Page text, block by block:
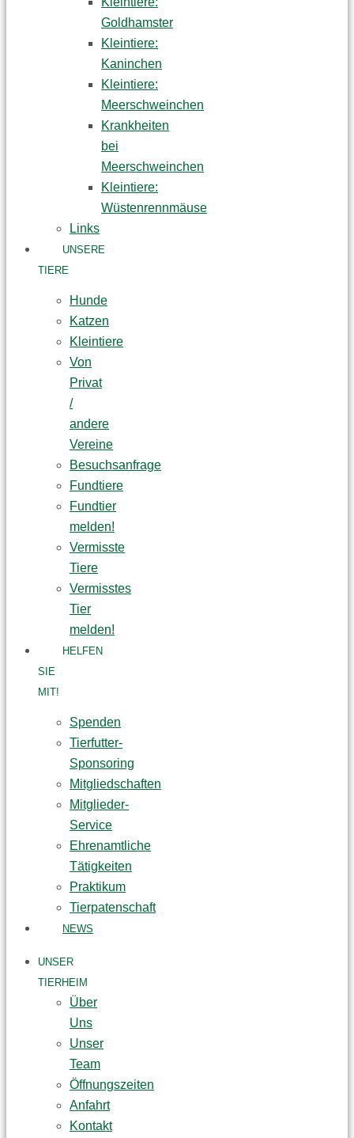
Goldhamster
Kleintiere:
Kaninchen
Kleintiere:
Meerschweinchen
Krankheiten
bei
Meerschweinchen
Kleintiere:
Wüstenrennmäuse
Links
UNSERE
TIERE
Hunde
Katzen
Kleintiere
Von
Privat
/
andere
Vereine
Besuchsanfrage
Fundtiere
Fundtier
melden!
Vermisste
Tiere
Vermisstes
Tier
melden!
HELFEN
SIE
MIT!
Spenden
Tierfutter-
Sponsoring
Mitgliedschaften
Mitglieder-
Service
Ehrenamtliche
Tätigkeiten
Praktikum
Tierpatenschaft
NEWS
UNSER
TIERHEIM
Über
Uns
Unser
Team
Öffnungszeiten
Anfahrt
Kontakt